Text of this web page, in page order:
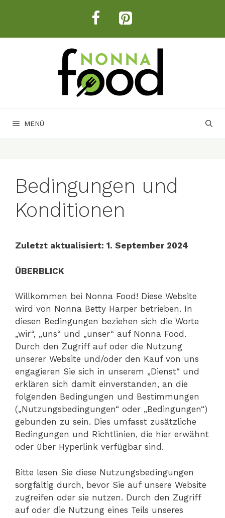
MENÜ
Bedingungen und
Konditionen
Zuletzt aktualisiert: 1. September 2024
ÜBERBLICK
Willkommen bei Nonna Food! Diese Website
wird von Nonna Betty Harper betrieben. In
diesen Bedingungen beziehen sich die Worte
„wir“, „uns“ und „unser“ auf Nonna Food.
Durch den Zugriff auf oder die Nutzung
unserer Website und/oder den Kauf von uns
engagieren Sie sich in unserem „Dienst“ und
erklären sich damit einverstanden, an die
folgenden Bedingungen und Bestimmungen
(„Nutzungsbedingungen“ oder „Bedingungen“)
gebunden zu sein. Dies umfasst zusätzliche
Bedingungen und Richtlinien, die hier erwähnt
oder über Hyperlink verfügbar sind.
Bitte lesen Sie diese Nutzungsbedingungen
sorgfältig durch, bevor Sie auf unsere Website
zugreifen oder sie nutzen. Durch den Zugriff
auf oder die Nutzung eines Teils unseres